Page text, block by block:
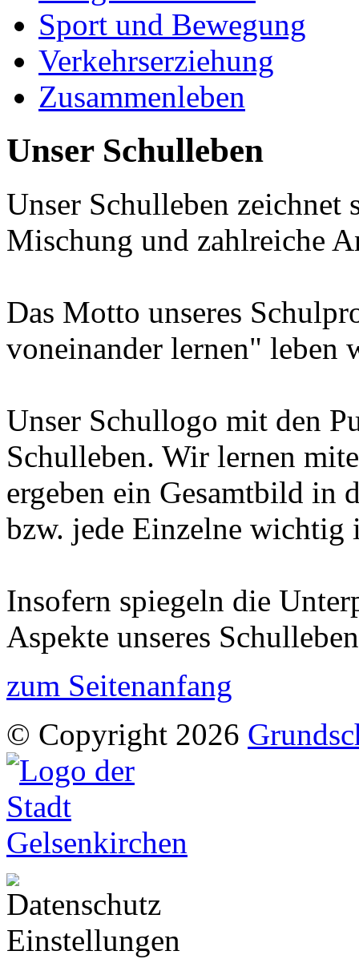
Sport und Bewegung
Verkehrserziehung
Zusammenleben
Unser Schulleben
Unser Schulleben
Mischung und zahlreiche
Das Motto unseres
voneinander lernen" leben
Unser Schullogo mit den
Schulleben. Wir lernen
ergeben ein Gesamtbild in
bzw. jede Einzelne wichtig
Insofern spiegeln die
Aspekte unseres
zum Seitenanfang
© Copyright 2026